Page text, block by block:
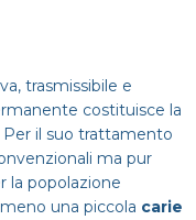
trasmissibile e
costituisce la
Per il suo trattamento
ma pur
la popolazione
una piccola carie